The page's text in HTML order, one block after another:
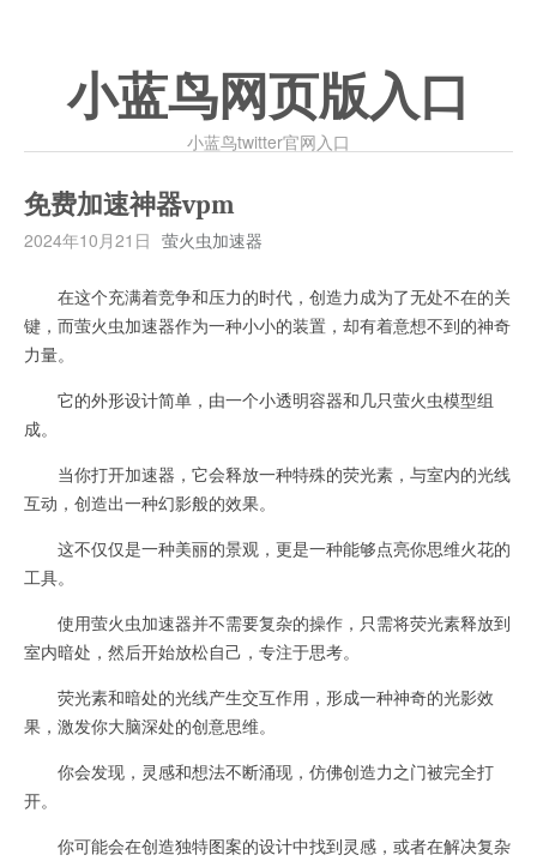
小蓝鸟网页版入口
小蓝鸟twitter官网入口
免费加速神器vpm
2024年10月21日 萤火虫加速器
在这个充满着竞争和压力的时代，创造力成为了无处不在的关
键，而萤火虫加速器作为一种小小的装置，却有着意想不到的神奇
力量。
它的外形设计简单，由一个小透明容器和几只萤火虫模型组
成。
当你打开加速器，它会释放一种特殊的荧光素，与室内的光线
互动，创造出一种幻影般的效果。
这不仅仅是一种美丽的景观，更是一种能够点亮你思维火花的
工具。
使用萤火虫加速器并不需要复杂的操作，只需将荧光素释放到
室内暗处，然后开始放松自己，专注于思考。
荧光素和暗处的光线产生交互作用，形成一种神奇的光影效
果，激发你大脑深处的创意思维。
你会发现，灵感和想法不断涌现，仿佛创造力之门被完全打
开。
你可能会在创造独特图案的设计中找到灵感，或者在解决复杂